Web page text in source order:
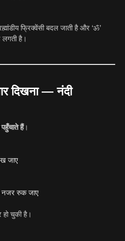
फ्रिक्वेंसी बदल जाती है और ‘ॐ’
है।
दिखना — नंदी
पहुँचाते हैं।
जाए
नजर रुक जाए
हो चुकी है।